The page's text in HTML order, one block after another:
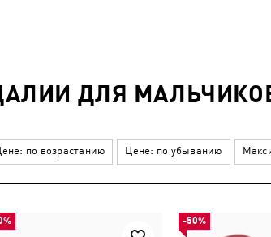
ДЛЯ
по возрастанию Цене: по убыванию
-50%